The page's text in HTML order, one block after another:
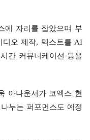
에 자리를 잡았으며 부
디오 제작, 텍스트를 AI
간 커뮤니케이션 등을
아나운서가 코엑스 현
누는 퍼포먼스도 예정